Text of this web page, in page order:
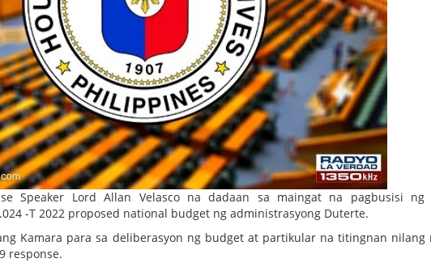
Speaker Lord Allan Velasco na dadaan sa maingat na pagbusisi ng
-T 2022 proposed national budget ng administrasyong Duterte.
Kamara para sa deliberasyon ng budget at partikular na titingnan nilang
response.